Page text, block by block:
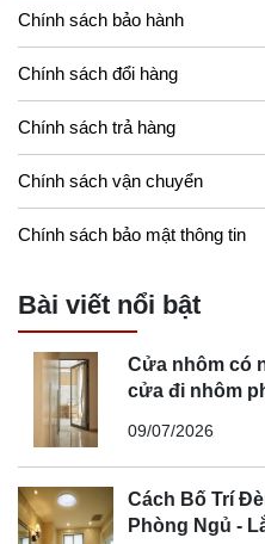
Chính sách bảo hành
Chính sách đổi hàng
Chính sách trả hàng
Chính sách vận chuyển
Chính sách bảo mật thông tin
Bài viết nổi bật
Cửa nhôm có
cửa đi nhôm
09/07/2026
Cách Bố Trí
Phòng Ngủ -